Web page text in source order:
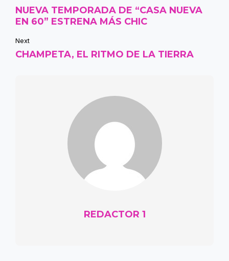
NUEVA TEMPORADA DE “CASA NUEVA
EN 60” ESTRENA MÁS CHIC
Next
CHAMPETA, EL RITMO DE LA TIERRA
REDACTOR 1